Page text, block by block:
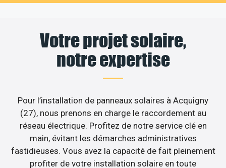
Votre projet solaire,
notre expertise
Pour l’installation de panneaux solaires à Acquigny
(27), nous prenons en charge le raccordement au
réseau électrique. Profitez de notre service clé en
main, évitant les démarches administratives
fastidieuses. Vous avez la capacité de fait pleinement
profiter de votre installation solaire en toute